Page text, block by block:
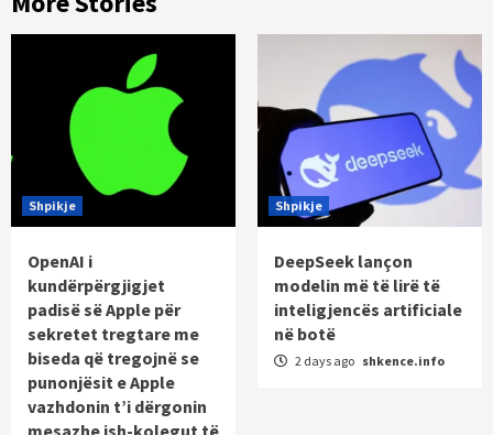
Shpikje
OpenAI i
kundërpërgjigjet
padisë së Apple për
sekretet tregtare me
biseda që tregojnë se
punonjësit e Apple
vazhdonin t’i dërgonin
Shpikje
DeepSeek lançon
modelin më të lirë të
inteligjencës artificiale
në botë
2 days ago shkence.info